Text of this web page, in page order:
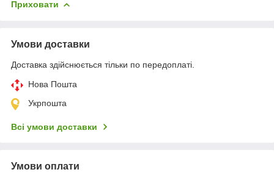
Приховати
Умови доставки
Доставка здійснюється тільки по передоплаті.
Нова Пошта
Укрпошта
Всі умови доставки
Умови оплати